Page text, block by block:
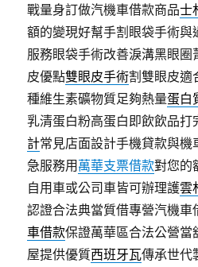
戰量身訂做汽機車借款商品士
額的變現好幫手割眼袋手術與
服務眼袋手術改善淚溝黑眼
皮優點雙眼皮手術割雙眼皮適
種維生素礦物質足夠熱量蛋白
乳清蛋白粉高蛋白即飲飲品打
計常見店面設計手機貸款與
急服務用萬華支票借款對您的
自用車或公司車皆可辦理護雲
認證合法典當質借專營汽機車
車借款保證萬華區合法公營
屋提供優質西班牙瓦傳承世代